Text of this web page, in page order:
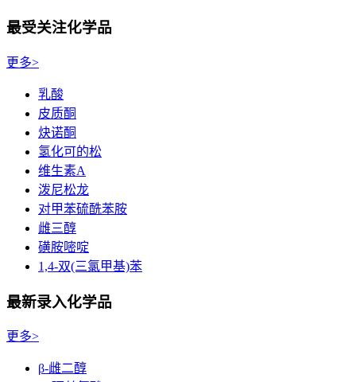
最受关注化学品
更多>
乳酸
皮质酮
炔诺酮
氢化可的松
维生素A
泼尼松龙
对甲苯硫酰苯胺
雌三醇
磺胺嘧啶
1,4-双(三氯甲基)苯
最新录入化学品
更多>
β-雌二醇